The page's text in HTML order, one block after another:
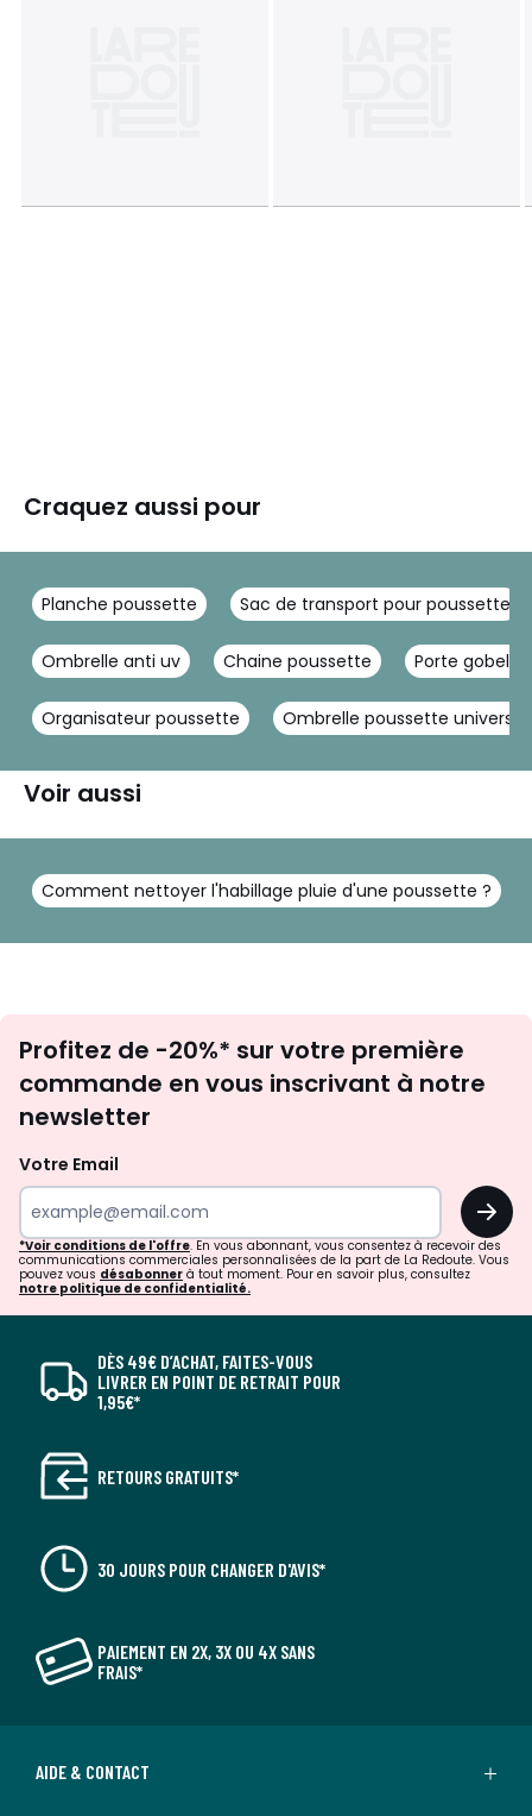
Craquez aussi pour
Planche poussette Sac de transport pour poussette
Ombrelle anti uv Chaine poussette Porte gobelet
Organisateur poussette Ombrelle poussette
Voir aussi
Comment nettoyer l'habillage pluie d'une poussette ?
newsletter
Profitez de -20%* sur votre première
commande en vous inscrivant à notre
newsletter
Votre Email
OK
*Voir conditions de l'offre. En vous abonnant, vous consentez à recevoir des
communications commerciales personnalisées de la part de La Redoute. Vous
pouvez vous désabonner à tout moment. Pour en savoir plus, consultez
notre politique de confidentialité.
DÈS 49€ D’ACHAT, FAITES-VOUS
LIVRER EN POINT DE RETRAIT POUR
1,95€*
RETOURS GRATUITS*
30 JOURS POUR CHANGER D'AVIS*
PAIEMENT EN 2X, 3X OU 4X SANS
FRAIS*
AIDE & CONTACT